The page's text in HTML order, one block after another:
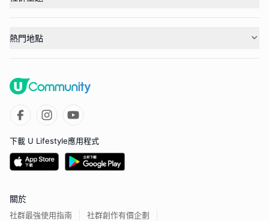
熱門地點
下載 U Lifestyle應用程式
關於
社群最強使用指南 社群創作有價企劃